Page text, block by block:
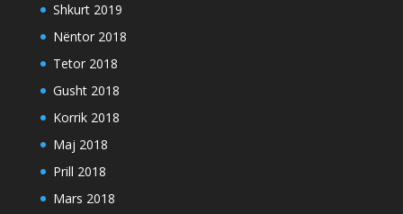
Shkurt 2019
Nëntor 2018
Tetor 2018
Gusht 2018
Korrik 2018
Maj 2018
Prill 2018
Mars 2018